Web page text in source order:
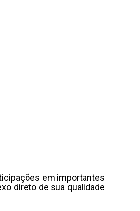
em importantes
direto de sua qualidade